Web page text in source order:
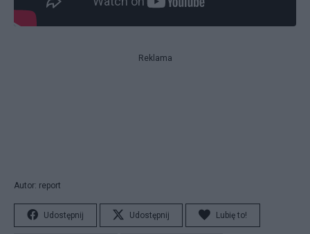
Reklama
Autor: report
Udostępnij Udostępnij Lubię to!